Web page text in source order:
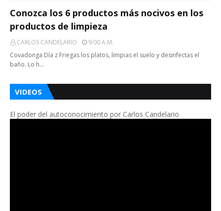
Conozca los 6 productos más nocivos en los
productos de limpieza
CARLOS CANDELARIO
9:00 A.m.
Covadonga Día z Friegas los platos, limpias el suelo y desinfectas el
baño. Lo h…
VIDEOS
El poder del autoconocimiento por Carlos Candelario